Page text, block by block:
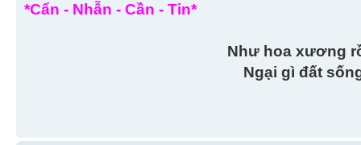
*Cẩn - Nhẫn - Cần - Tin*
Như hoa xương
Ngại gì đất